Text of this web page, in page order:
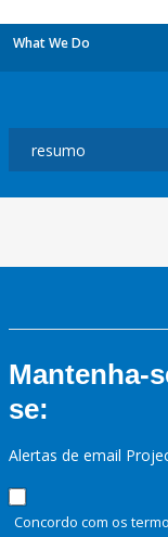
What We Do
Mantenha-
se:
Alertas de email
Concordo com os